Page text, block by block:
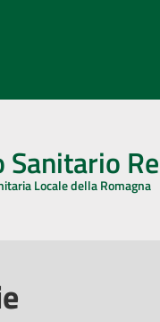
Sanitario
Locale della Romagna